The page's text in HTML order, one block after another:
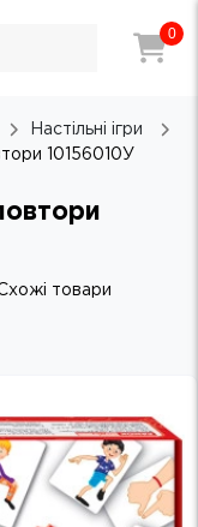
0
Настільні ігри
10156010У
товари